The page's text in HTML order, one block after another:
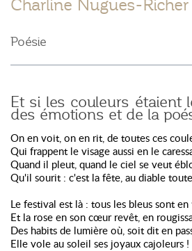
Charline Nugues-Richer
Poésie
Et si les couleurs étaient
des émotions et de la
On en voit, on en rit, de toutes ces
Qui frappent le visage aussi en le
Quand il pleut, quand le ciel se veut
Qu'il sourit : c'est la fête, au diable
Le festival est là : tous les bleus sont en
Et la rose en son cœur revêt, en
Des habits de lumière où, soit dit en
Elle vole au soleil ses joyaux cajoleurs !